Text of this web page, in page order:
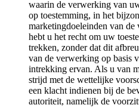
waarin de verwerking van
op toestemming, in het
marketingdoeleinden van
hebt u het recht om uw
trekken, zonder dat dit
van de verwerking op basis
intrekking ervan. Als u van
strijd met de wettelijke
een klacht indienen bij de
autoriteit, namelijk de